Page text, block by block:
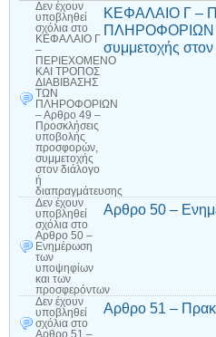
Δεν έχουν
υποβληθεί
σχόλια στο
ΚΕΦΑΛΑΙΟ Γ
–
ΠΕΡΙΕΧΟΜΕΝΟ
ΚΑΙ ΤΡΟΠΟΣ
ΔΙΑΒΙΒΑΣΗΣ
ΤΩΝ
ΠΛΗΡΟΦΟΡΙΩΝ
– Αρθρο 49 –
Προσκλήσεις
υποβολής
προσφορών,
συμμετοχής
στον διάλογο
ή
διαπραγμάτευσης
ΚΕΦΑΛΑΙΟ Γ –
ΠΛΗΡΟΦΟΡΙΩΝ
συμμετοχής
Δεν έχουν
υποβληθεί
σχόλια στο
Αρθρο 50 –
Ενημέρωση
των
υποψηφίων
και των
προσφερόντων
Αρθρο 50 –
Δεν έχουν
υποβληθεί
σχόλια στο
Αρθρο 51 –
Αρθρο 51 –